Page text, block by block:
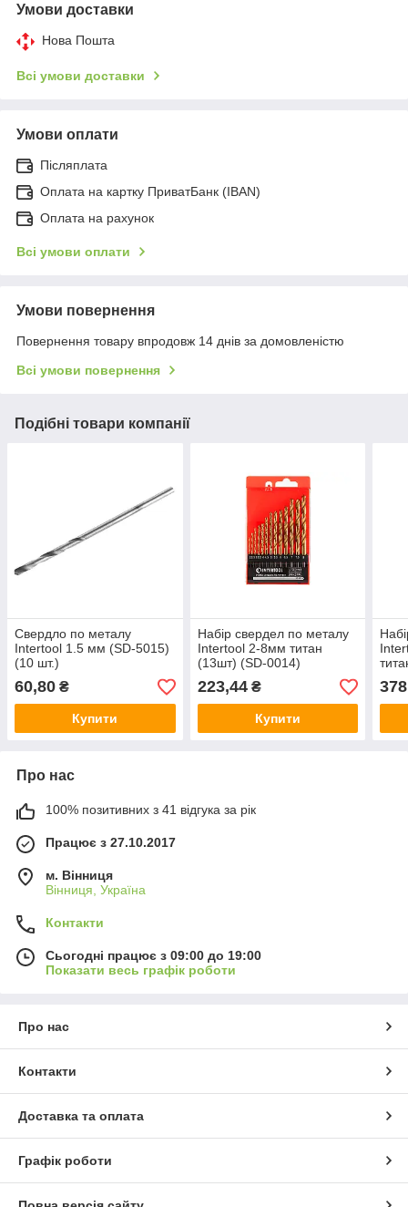
Умови доставки
Нова Пошта
Всі умови доставки
Умови оплати
Післяплата
Оплата на картку ПриватБанк (IBAN)
Оплата на рахунок
Всі умови оплати
Умови повернення
Повернення товару впродовж 14 днів за домовленістю
Всі умови повернення
Подібні товари компанії
Свердло по металу
Intertool 1.5 мм (SD-5015)
(10 шт.)
60,80 ₴
Купити
Набір свердел по металу
Intertool 2-8мм титан
(13шт) (SD-0014)
223,44₴
Купити
Про нас
100% позитивних з 41 відгука за рік
Працює з 27.10.2017
м. Вінниця
Вінниця, Україна
Контакти
Сьогодні працює з 09:00 до 19:00
Показати весь графік роботи
Про нас
Контакти
Доставка та оплата
Графік роботи